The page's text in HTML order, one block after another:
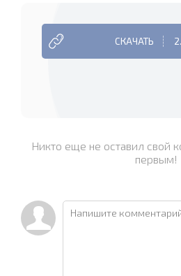
СКАЧАТЬ
Никто еще не оставил свой
первым!